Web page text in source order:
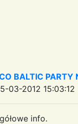
BALTIC PARTY
03-2012 15:03:12
info.